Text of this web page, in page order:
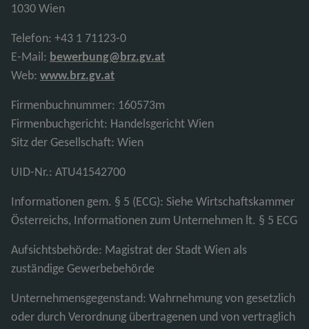
1030 Wien
Telefon: +43 1 71123-0
E-Mail: bewerbung@brz.gv.at
Web: www.brz.gv.at
Firmenbuchnummer: 160573m
Firmenbuchgericht: Handelsgericht Wien
Sitz der Gesellschaft: Wien
UID-Nr.: ATU41542700
Informationen gem. § 5 (ECG): Siehe Wirtschaftskammer
Österreichs, Informationen zum Unternehmen lt. § 5 ECG
Aufsichtsbehörde: Magistrat der Stadt Wien als
zuständige Gewerbebehörde
Unternehmensgegenstand: Wahrnehmung von gesetzlich
oder durch Verordnung übertragenen und von vertraglich